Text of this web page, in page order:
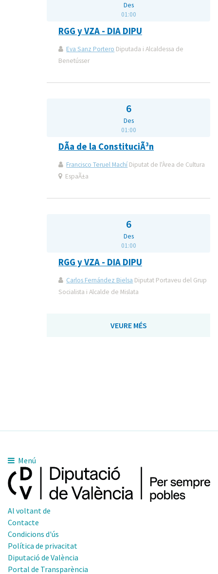
Des
01:00
RGG y VZA - DIA DIPU
Eva Sanz Portero Diputada i Alcaldessa de
Benetússer
6
Des
01:00
DÃ­a de la ConstituciÃ³n
Francisco Teruel Machí Diputat de l'Àrea de Cultura
EspaÃ±a
6
Des
01:00
RGG y VZA - DIA DIPU
Carlos Fernández Bielsa Diputat Portaveu del Grup
Socialista i Alcalde de Mislata
VEURE MÉS
Menú
Al voltant de
Contacte
Condicions d'ús
Política de privacitat
Diputació de València
Portal de Transparència